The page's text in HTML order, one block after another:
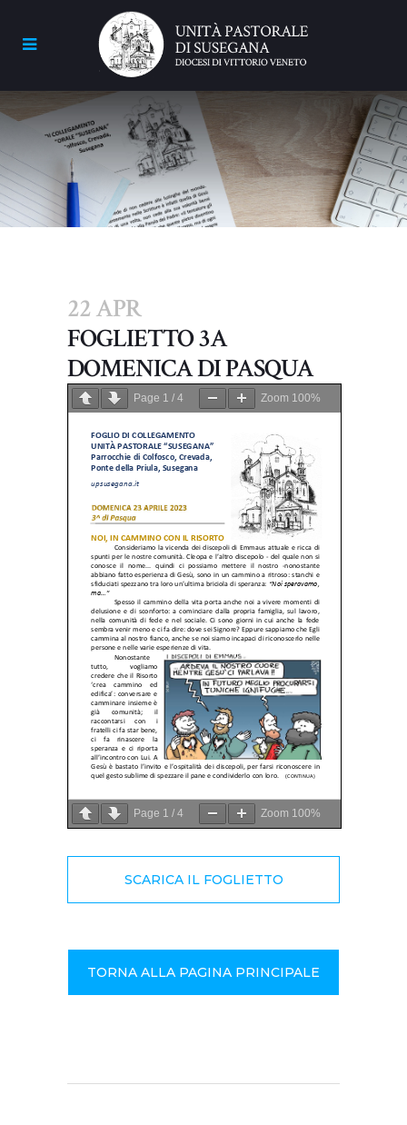
22 APR
FOGLIETTO 3A
DOMENICA DI PASQUA
Page 1 / 4 Zoom 100%
Page 1 / 4 Zoom 100%
SCARICA IL FOGLIETTO
TORNA ALLA PAGINA PRINCIPALE